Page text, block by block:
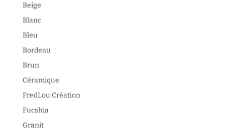
Beige
Blanc
Bleu
Bordeau
Brun
Céramique
FredLou Création
Fucshia
Granit